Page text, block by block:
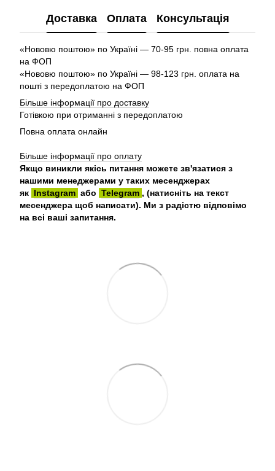
Доставка Оплата Консультація
«Нововю поштою» по Україні — 70-95 грн. повна оплата
на ФОП
«Нововю поштою» по Україні — 98-123 грн. оплата на
пошті з передоплатою на ФОП
Більше інформації про доставку
Готівкою при отриманні з передоплатою
Повна оплата онлайн
Більше інформації про оплату
Якщо виникли якісь питання можете зв'язатися з
нашими менеджерами у таких месенджерах
як Instagram або Telegram , (натисніть на текст
месенджера щоб написати). Ми з радістю відповімо
на всі ваші запитання.